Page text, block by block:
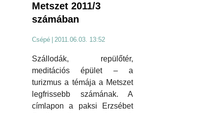
Metszet 2011/3
számában
Csépé 2011.06.03. 13:52
Szállodák, repülőtér,
meditációs épület – a
turizmus a témája a Metszet
legfrissebb számának. A
címlapon a paksi Erzsébet